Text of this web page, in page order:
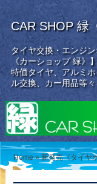
CAR SHOP 緑
タイヤ交換・エンジ
《カーショップ 緑》
特価タイヤ、アルミ
ル交換、カー用品等
Home »新発売《タイヤ